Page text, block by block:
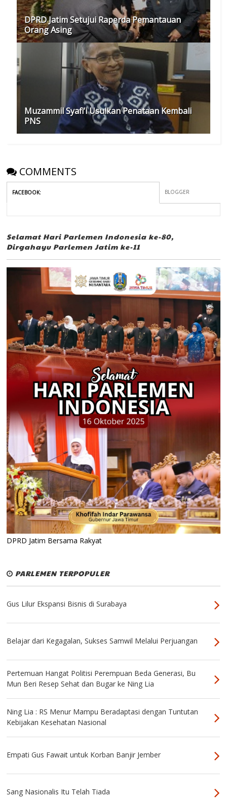
DPRD Jatim Setujui Raperda Pemantauan
Orang Asing
Muzammil Syafi’i Usulkan Penataan Kembali
PNS
COMMENTS
FACEBOOK: BLOGGER
Selamat Hari Parlemen Indonesia ke-80,
Dirgahayu Parlemen Jatim ke-11
DPRD Jatim Bersama Rakyat
PARLEMEN TERPOPULER
Gus Lilur Ekspansi Bisnis di Surabaya
Belajar dari Kegagalan, Sukses Samwil Melalui Perjuangan
Pertemuan Hangat Politisi Perempuan Beda Generasi, Bu
Mun Beri Resep Sehat dan Bugar ke Ning Lia
Ning Lia : RS Menur Mampu Beradaptasi dengan Tuntutan
Kebijakan Kesehatan Nasional
Empati Gus Fawait untuk Korban Banjir Jember
Sang Nasionalis Itu Telah Tiada